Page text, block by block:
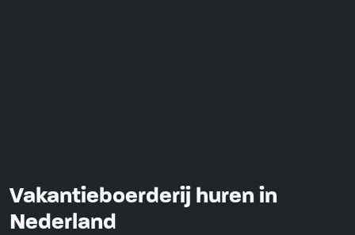
Vakantieboerderij huren in
Nederland